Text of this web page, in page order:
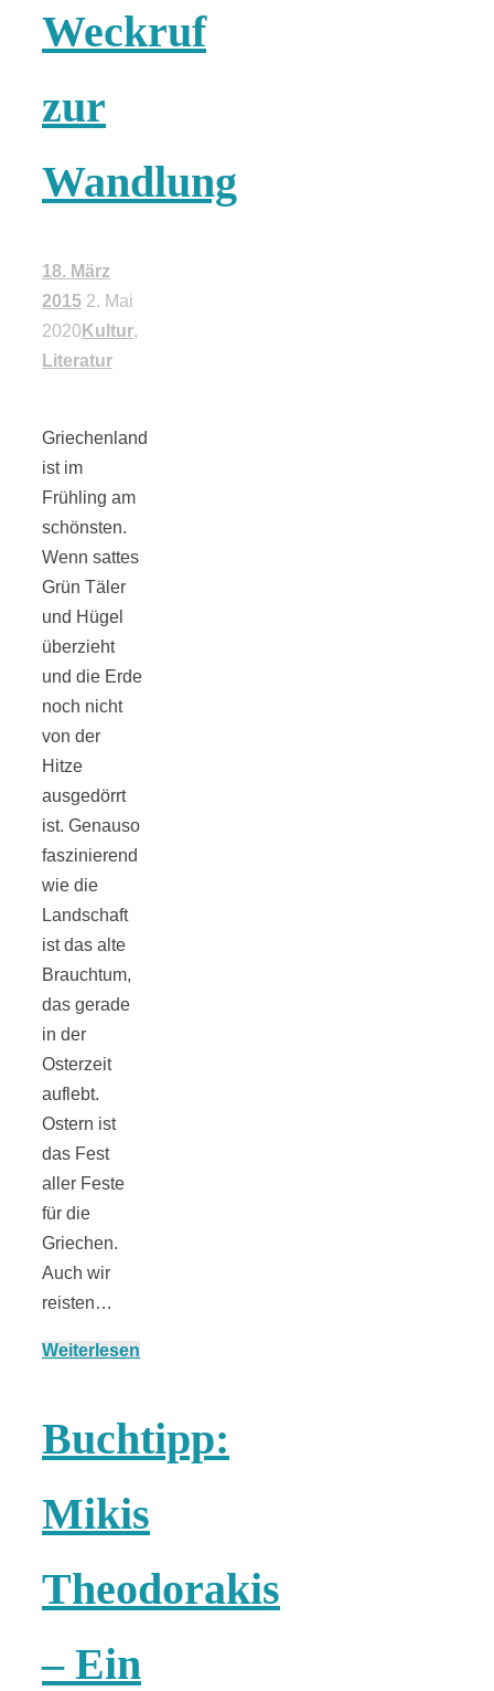
Weckruf
zur
Wandlung
18. März
2015 2. Mai
2020 Kultur,
Literatur
Griechenland
ist im
Frühling am
schönsten.
Wenn sattes
Grün Täler
und Hügel
überzieht
und die Erde
noch nicht
von der
Hitze
ausgedörrt
ist. Genauso
faszinierend
wie die
Landschaft
ist das alte
Brauchtum,
das gerade
in der
Osterzeit
auflebt.
Ostern ist
das Fest
aller Feste
für die
Griechen.
Auch wir
reisten…
Weiterlesen
Buchtipp:
Mikis
Theodorakis
– Ein